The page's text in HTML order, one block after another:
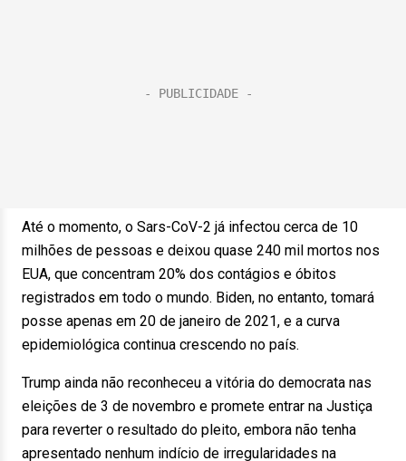
Até o momento, o Sars-CoV-2 já infectou cerca de 10
milhões de pessoas e deixou quase 240 mil mortos nos
EUA, que concentram 20% dos contágios e óbitos
registrados em todo o mundo. Biden, no entanto, tomará
posse apenas em 20 de janeiro de 2021, e a curva
epidemiológica continua crescendo no país.
Trump ainda não reconheceu a vitória do democrata nas
eleições de 3 de novembro e promete entrar na Justiça
para reverter o resultado do pleito, embora não tenha
apresentado nenhum indício de irregularidades na